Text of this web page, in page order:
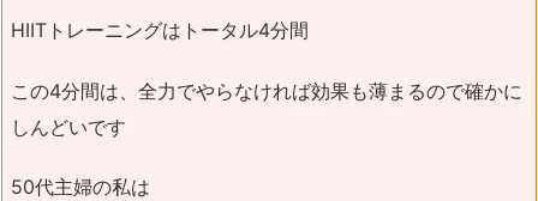
HIITトレーニングはトータル4分間
この4分間は、全力でやらなければ効果も薄まるので確かに
しんどいです
50代主婦の私は